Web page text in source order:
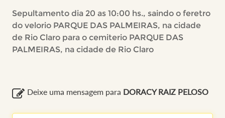
Sepultamento dia 20 as 10:00 hs., saindo o feretro
do velorio PARQUE DAS PALMEIRAS, na cidade
de Rio Claro para o cemiterio PARQUE DAS
PALMEIRAS, na cidade de Rio Claro
Deixe uma mensagem para DORACY RAIZ PELOSO